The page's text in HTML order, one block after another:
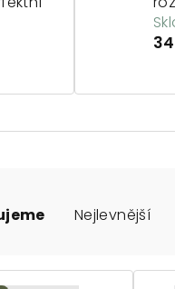
Nejlevnější